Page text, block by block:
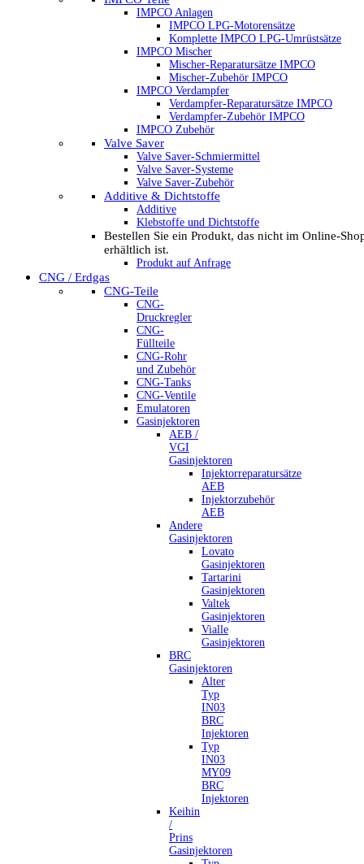
IMPCO Anlagen
IMPCO LPG-Motorensätze
Komplette IMPCO LPG-Umrüstsätze
IMPCO Mischer
Mischer-Reparatursätze IMPCO
Mischer-Zubehör IMPCO
IMPCO Verdampfer
Verdampfer-Reparatursätze IMPCO
Verdampfer-Zubehör IMPCO
IMPCO Zubehör
Valve Saver
Valve Saver-Schmiermittel
Valve Saver-Systeme
Valve Saver-Zubehör
Additive & Dichtstoffe
Additive
Klebstoffe und Dichtstoffe
Bestellen Sie ein Produkt, das nicht im Online-
erhältlich ist.
Produkt auf Anfrage
CNG / Erdgas
CNG-Teile
CNG-
Druckregler
CNG-
Füllteile
CNG-Rohr
und Zubehör
CNG-Tanks
CNG-Ventile
Emulatoren
Gasinjektoren
AEB /
VGI
Gasinjektoren
Injektorreparatursätze
AEB
Injektorzubehör
AEB
Andere
Gasinjektoren
Lovato
Gasinjektoren
Tartarini
Gasinjektoren
Valtek
Gasinjektoren
Vialle
Gasinjektoren
BRC
Gasinjektoren
Alter
Typ
IN03
BRC
Injektoren
Typ
IN03
MY09
BRC
Injektoren
Keihin
/
Prins
Gasinjektoren